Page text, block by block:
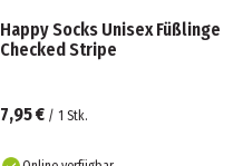
Happy Socks Unisex Füßlinge
Checked Stripe
7,95 € / 1 Stk.